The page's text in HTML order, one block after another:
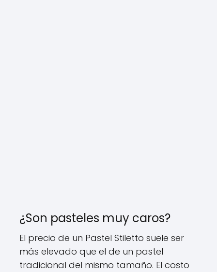
¿Son pasteles muy caros?
El precio de un Pastel Stiletto suele ser
más elevado que el de un pastel
tradicional del mismo tamaño. El costo